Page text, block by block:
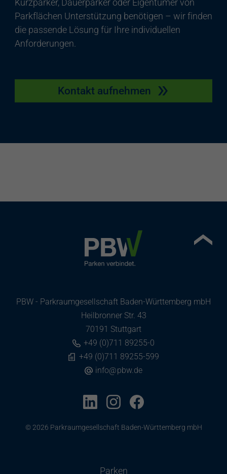
Kurzparker, Dauerparker oder Eigentümer von
Parkflächen Unterstützung benötigen – wir finden
die passende Lösung für Ihre individuellen
Anforderungen.
Kontakt aufnehmen
PBW - Parkraumgesellschaft Baden-Württemberg mbH
Heilbronner Str. 43
70191 Stuttgart
+49 (0)711 89255-0
+49 (0)711 89255-599
info@pbw.de
© 2026 Parkraumgesellschaft Baden-Württemberg mbH
Parken